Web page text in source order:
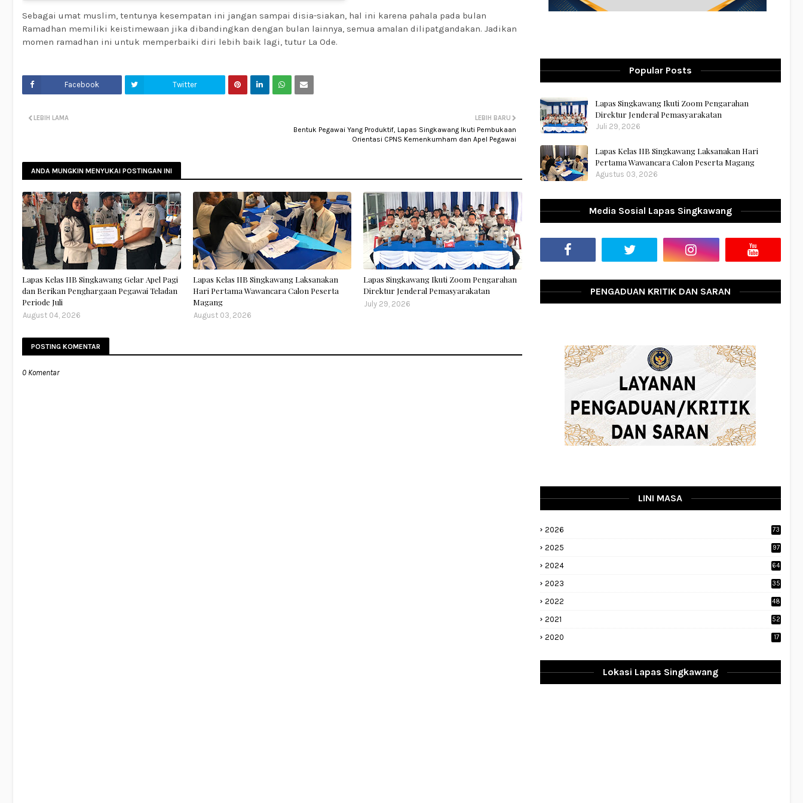
Sebagai umat muslim, tentunya kesempatan ini jangan sampai disia-siakan, hal ini karena pahala pada bulan
Ramadhan memiliki keistimewaan jika dibandingkan dengan bulan lainnya, semua amalan dilipatgandakan. Jadikan
momen ramadhan ini untuk memperbaiki diri lebih baik lagi, tutur La Ode.
Facebook Twitter
LEBIH BARU
Bentuk Pegawai Yang Produktif, Lapas Singkawang Ikuti Pembukaan
Orientasi CPNS Kemenkumham dan Apel Pegawai
LEBIH LAMA
ANDA MUNGKIN MENYUKAI POSTINGAN INI
Lapas Kelas IIB Singkawang Gelar Apel Pagi
dan Berikan Penghargaan Pegawai Teladan
Periode Juli
August 04, 2026
Lapas Kelas IIB Singkawang Laksanakan
Hari Pertama Wawancara Calon Peserta
Magang
August 03, 2026
Lapas Singkawang Ikuti Zoom Pengarahan
Direktur Jenderal Pemasyarakatan
July 29, 2026
POSTING KOMENTAR
0 Komentar
Popular Posts
Lapas Singkawang Ikuti Zoom Pengarahan
Direktur Jenderal Pemasyarakatan
Juli 29, 2026
Lapas Kelas IIB Singkawang Laksanakan Hari
Pertama Wawancara Calon Peserta Magang
Agustus 03, 2026
Media Sosial Lapas Singkawang
PENGADUAN KRITIK DAN SARAN
LINI MASA
2026 73
2025 97
2024 64
2023
35
2022
48
2021 52
2020 17
Lokasi Lapas Singkawang